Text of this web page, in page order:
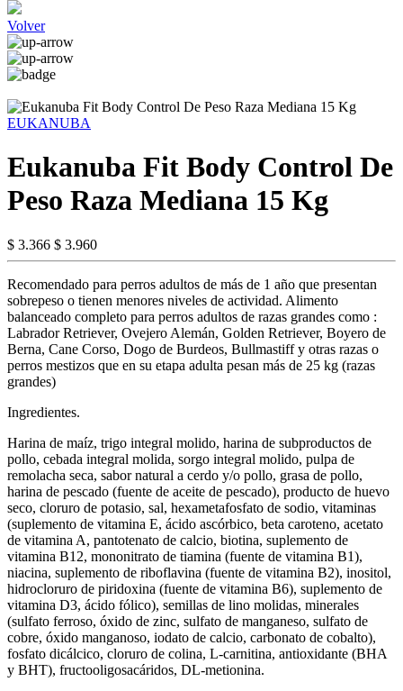
Volver
EUKANUBA
Eukanuba Fit Body Control De
Peso Raza Mediana 15 Kg
$ 3.366 $ 3.960
Recomendado para perros adultos de más de 1 año que presentan
sobrepeso o tienen menores niveles de actividad. Alimento
balanceado completo para perros adultos de razas grandes como :
Labrador Retriever, Ovejero Alemán, Golden Retriever, Boyero de
Berna, Cane Corso, Dogo de Burdeos, Bullmastiff y otras razas o
perros mestizos que en su etapa adulta pesan más de 25 kg (razas
grandes)
Ingredientes.
Harina de maíz, trigo integral molido, harina de subproductos de
pollo, cebada integral molida, sorgo integral molido, pulpa de
remolacha seca, sabor natural a cerdo y/o pollo, grasa de pollo,
harina de pescado (fuente de aceite de pescado), producto de huevo
seco, cloruro de potasio, sal, hexametafosfato de sodio, vitaminas
(suplemento de vitamina E, ácido ascórbico, beta caroteno, acetato
de vitamina A, pantotenato de calcio, biotina, suplemento de
vitamina B12, mononitrato de tiamina (fuente de vitamina B1),
niacina, suplemento de riboflavina (fuente de vitamina B2), inositol,
hidrocloruro de piridoxina (fuente de vitamina B6), suplemento de
vitamina D3, ácido fólico), semillas de lino molidas, minerales
(sulfato ferroso, óxido de zinc, sulfato de manganeso, sulfato de
cobre, óxido manganoso, iodato de calcio, carbonato de cobalto),
fosfato dicálcico, cloruro de colina, L-carnitina, antioxidante (BHA
y BHT), fructooligosacáridos, DL-metionina.